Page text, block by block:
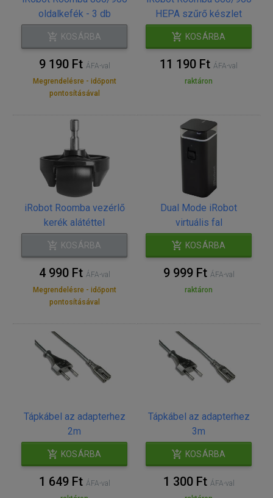
oldalkefék - 3 db
KOSÁRBA
9 190 Ft ÁFA-val
Megrendelésre - időpont
pontosításával
HEPA szűrő készlet
KOSÁRBA
11 190 Ft ÁFA-val
raktáron
iRobot Roomba vezérlő
kerék alátéttel
KOSÁRBA
4 990 Ft ÁFA-val
Megrendelésre - időpont
pontosításával
Dual Mode iRobot
virtuális fal
KOSÁRBA
9 999 Ft ÁFA-val
raktáron
Tápkábel az adapterhez
2m
KOSÁRBA
1 649 Ft ÁFA-val
Tápkábel az adapterhez
3m
KOSÁRBA
1 300 Ft ÁFA-val